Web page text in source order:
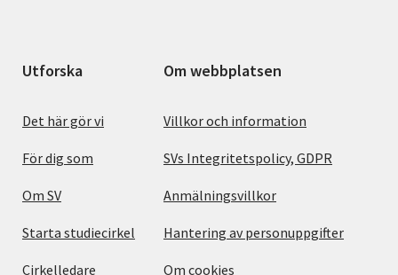
Utforska
Det här gör vi
För dig som
Om SV
Starta studiecirkel
Cirkelledare
Om webbplatsen
Villkor och information
SVs Integritetspolicy, GDPR
Anmälningsvillkor
Hantering av personuppgifter
Om cookies